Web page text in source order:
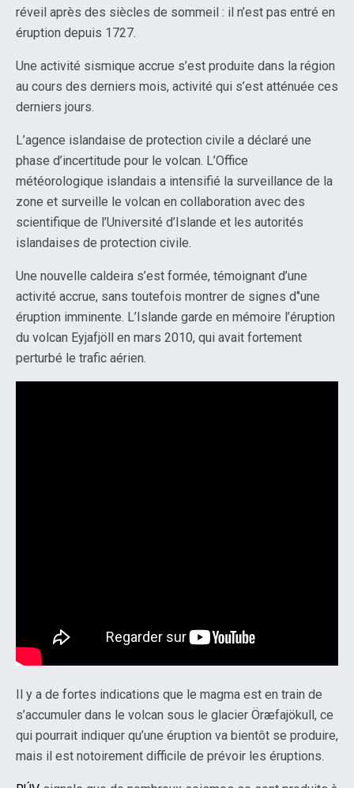
réveil après des siècles de sommeil : il n’est pas entré en
éruption depuis 1727.
Une activité sismique accrue s’est produite dans la région
au cours des derniers mois, activité qui s’est atténuée ces
derniers jours.
L’agence islandaise de protection civile a déclaré une
phase d’incertitude pour le volcan. L’Office
météorologique islandais a intensifié la surveillance de la
zone et surveille le volcan en collaboration avec des
scientifique de l’Université d’Islande et les autorités
islandaises de protection civile.
Une nouvelle caldeira s’est formée, témoignant d’une
activité accrue, sans toutefois montrer de signes d‘’une
éruption imminente. L’Islande garde en mémoire l’éruption
du volcan Eyjafjöll en mars 2010, qui avait fortement
perturbé le trafic aérien.
Il y a de fortes indications que le magma est en train de
s’accumuler dans le volcan sous le glacier Öræfajökull, ce
qui pourrait indiquer qu’une éruption va bientôt se produire,
mais il est notoirement difficile de prévoir les éruptions.